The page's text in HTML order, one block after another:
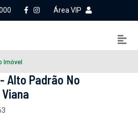
Área VIP
Imóvel
Alto Padrão No